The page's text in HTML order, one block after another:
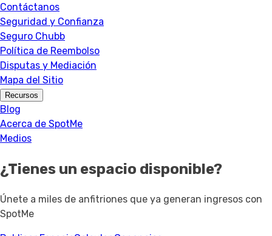
Contáctanos
Seguridad y Confianza
Seguro Chubb
Política de Reembolso
Disputas y Mediación
Mapa del Sitio
Recursos
Blog
Acerca de SpotMe
Medios
¿Tienes un espacio disponible?
Únete a miles de anfitriones que ya generan ingresos con
SpotMe